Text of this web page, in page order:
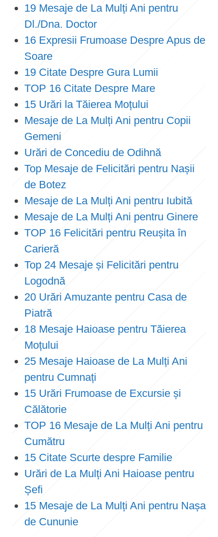
19 Mesaje de La Mulți Ani pentru
Dl./Dna. Doctor
16 Expresii Frumoase Despre Apus de
Soare
19 Citate Despre Gura Lumii
TOP 16 Citate Despre Mare
15 Urări la Tăierea Moțului
Mesaje de La Mulți Ani pentru Copii
Gemeni
Urări de Concediu de Odihnă
Top Mesaje de Felicitări pentru Nașii
de Botez
Mesaje de La Mulți Ani pentru Iubită
Mesaje de La Mulți Ani pentru Ginere
TOP 16 Felicitări pentru Reușita în
Carieră
Top 24 Mesaje și Felicitări pentru
Logodnă
20 Urări Amuzante pentru Casa de
Piatră
18 Mesaje Haioase pentru Tăierea
Moțului
25 Mesaje Haioase de La Mulți Ani
pentru Cumnați
15 Urări Frumoase de Excursie și
Călătorie
TOP 16 Mesaje de La Mulți Ani pentru
Cumătru
15 Citate Scurte despre Familie
Urări de La Mulți Ani Haioase pentru
Șefi
15 Mesaje de La Mulți Ani pentru Nașa
de Cununie